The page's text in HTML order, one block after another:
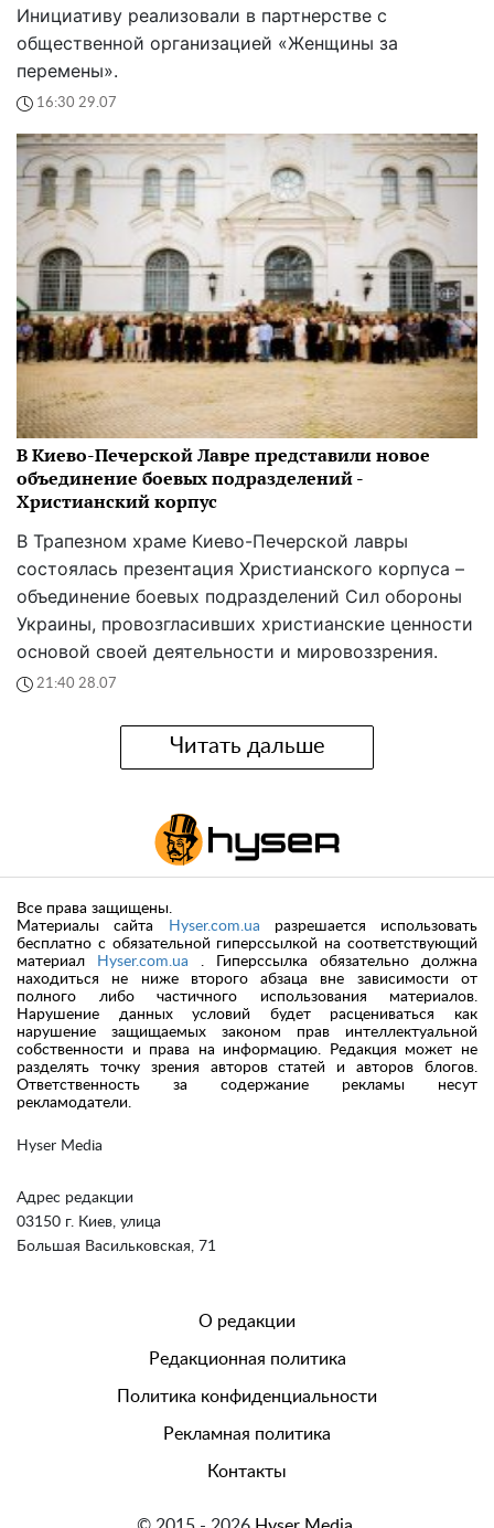
Инициативу реализовали в партнерстве с
общественной организацией «Женщины за
перемены».
16:30 29.07
В Киево-Печерской Лавре представили новое
объединение боевых подразделений -
Христианский корпус
В Трапезном храме Киево-Печерской лавры
состоялась презентация Христианского корпуса –
объединение боевых подразделений Сил обороны
Украины, провозгласивших христианские ценности
основой своей деятельности и мировоззрения.
21:40 28.07
Читать дальше
Hyser Media
Адрес редакции
03150 г. Киев, улица
Большая Васильковская, 71
Все права защищены.
Материалы сайта
Hyser.com.ua разрешается использовать
бесплатно с обязательной гиперссылкой на соответствующий
материал
Hyser.com.ua . Гиперссылка обязательно должна
находиться не ниже второго абзаца вне зависимости от
полного либо частичного использования материалов.
Нарушение данных условий будет расцениваться как
нарушение защищаемых законом прав интеллектуальной
собственности и права на информацию. Редакция может не
разделять точку зрения авторов статей и авторов блогов.
Ответственность за содержание рекламы несут
рекламодатели.
О редакции
Редакционная политика
Политика конфиденциальности
Рекламная политика
Контакты